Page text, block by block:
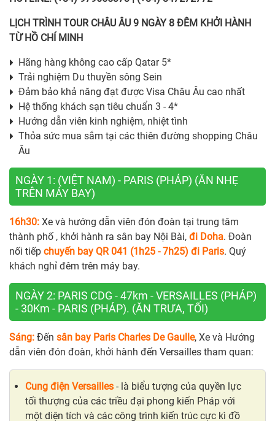
LỊCH TRÌNH TOUR CHÂU ÂU 9 NGÀY 8 ĐÊM KHỞI HÀNH
TỪ HỒ CHÍ MINH
Hãng hàng không cao cấp Qatar 5*
Trải nghiệm Du thuyền sông Sein
Đảm bảo khả năng đạt được Visa Châu Âu cao nhất
Hệ thống khách sạn tiêu chuẩn 3 - 4*
Hướng dẫn viên kinh nghiệm, nhiệt tình
Thỏa sức mua sắm tại các thiên đường shopping Châu
Âu
NGÀY 1: (VIỆT NAM) - PARIS (PHÁP) (ĂN NHẸ
TRÊN MÁY BAY)
16h30: Xe và hướng dẫn viên đón đoàn tại trung tâm
thành phố , khởi hành ra sân bay Nội Bài, đi Doha. Đoàn
nối tiếp chuyến bay QR 041 (1h25 - 7h25) đi Paris. Quý
khách nghỉ đêm trên máy bay.
NGÀY 2: PARIS CDG - 47km - VERSAILLES (PHÁP)
- 30Km - PARIS (PHÁP). (ĂN TRƯA, TỐI)
Sáng: Đến sân bay Paris Charles De Gaulle, Xe và Hướng
dẫn viên đón đoàn, khởi hành đến Versailles tham quan:
Cung điện Versailles - là biểu tượng của quyền lực
tối thượng của các triều đại phong kiến Pháp với
một diện tích và các công trình kiến trúc cực kì đồ